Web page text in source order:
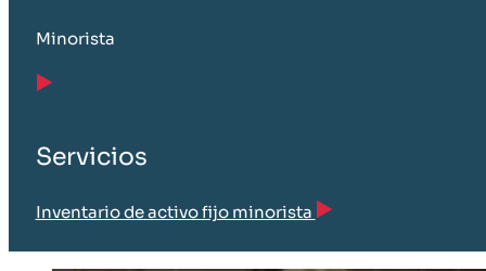
Minorista
Servicios
Inventario de activo fijo minorista